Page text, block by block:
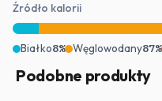
Źródło kalorii
Białko8% Węglowodany87%
Podobne produkty